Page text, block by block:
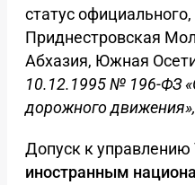
статус
Приднестровская
Абхазия, Южная
10.12.1995 № 196-ФЗ
дорожного
Допуск к управлению
иностранным